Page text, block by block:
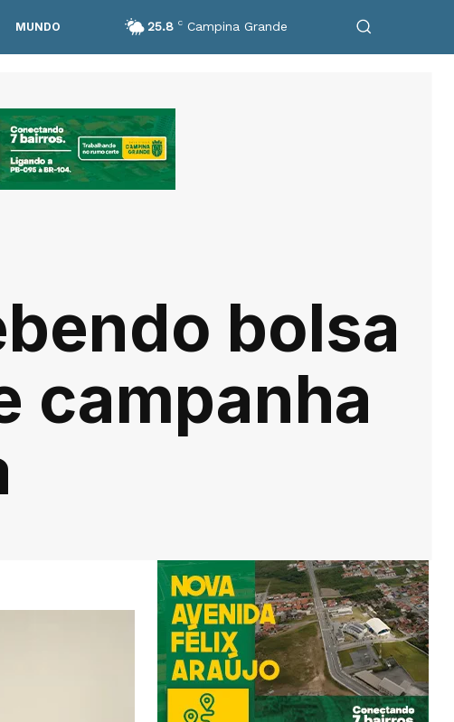
MUNDO 25.8 C Campina Grande
bolsa
campanha